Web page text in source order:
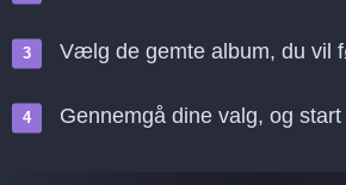
Vælg de gemte album, du vil
Gennemgå dine valg, og